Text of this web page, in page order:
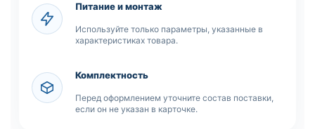
Питание и монтаж
Используйте только параметры, указанные в
характеристиках товара.
Комплектность
Перед оформлением уточните состав поставки,
если он не указан в карточке.